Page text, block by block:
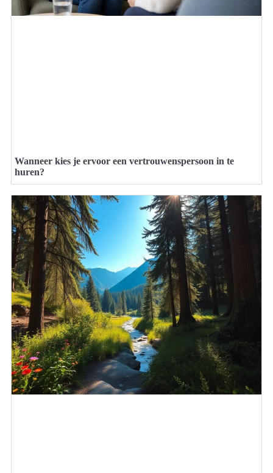
Wanneer kies je ervoor een vertrouwenspersoon in te
huren?